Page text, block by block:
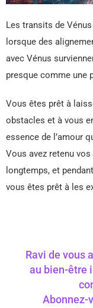
Les transits de
lorsque des
avec Vénus
presque comme une
Vous êtes prêt à
obstacles et à vous
essence de l’amour
Vous avez retenu
longtemps, et
vous êtes prêt à les
Ravi de vous
au bien-être
Abonnez-